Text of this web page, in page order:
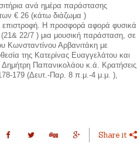
ανά ημέρα παράστασης
των € 26 (κάτω διάζωμα )
επιστροφή. Η προσφορά αφορά φυσικά
(21& 22/7 ) μια μουσική παράσταση, σε
Κωνσταντίνου Αρβανιτάκη με
της Κατερίνας Ευαγγελάτου και
Παπανικολάου κ.ά. Κρατήσεις
179 (Δευτ.-Παρ. 8 π.μ.-4 μ.μ. ),
Share it